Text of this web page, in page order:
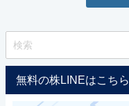
無料の株LINEはこちら